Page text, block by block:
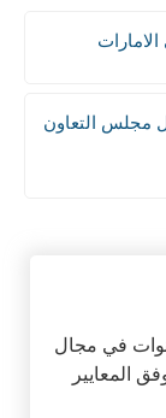
مجلس التعاون
متميز بخبرة تزيد عن 5 سنوات في مجال
المعايير